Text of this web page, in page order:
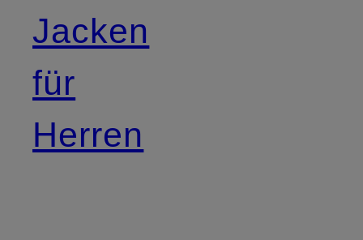
Jacken
für
Herren